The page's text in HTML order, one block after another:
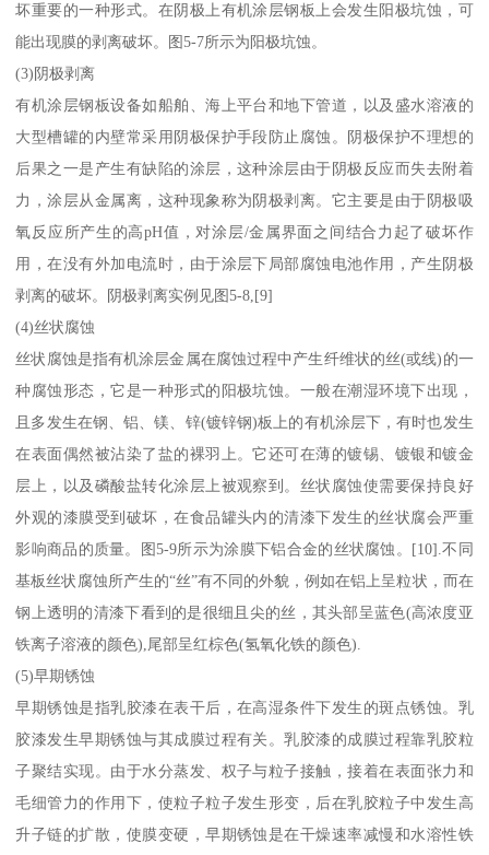
坏重要的一种形式。在阴极上有机涂层钢板上会发生阳极坑蚀，可
能出现膜的剥离破坏。图5-7所示为阳极坑蚀。
(3)阴极剥离
有机涂层钢板设备如船舶、海上平台和地下管道，以及盛水溶液的
大型槽罐的内壁常采用阴极保护手段防止腐蚀。阴极保护不理想的
后果之一是产生有缺陷的涂层，这种涂层由于阴极反应而失去附着
力，涂层从金属离，这种现象称为阴极剥离。它主要是由于阴极吸
氧反应所产生的高pH值，对涂层/金属界面之间结合力起了破坏作
用，在没有外加电流时，由于涂层下局部腐蚀电池作用，产生阴极
剥离的破坏。阴极剥离实例见图5-8,[9]
(4)丝状腐蚀
丝状腐蚀是指有机涂层金属在腐蚀过程中产生纤维状的丝(或线)的一
种腐蚀形态，它是一种形式的阳极坑蚀。一般在潮湿环境下出现，
且多发生在钢、铝、镁、锌(镀锌钢)板上的有机涂层下，有时也发生
在表面偶然被沾染了盐的裸羽上。它还可在薄的镀锡、镀银和镀金
层上，以及磷酸盐转化涂层上被观察到。丝状腐蚀使需要保持良好
外观的漆膜受到破坏，在食品罐头内的清漆下发生的丝状腐会严重
影响商品的质量。图5-9所示为涂膜下铝合金的丝状腐蚀。[10].不同
基板丝状腐蚀所产生的“丝”有不同的外貌，例如在铝上呈粒状，而在
钢上透明的清漆下看到的是很细且尖的丝，其头部呈蓝色(高浓度亚
铁离子溶液的颜色),尾部呈红棕色(氢氧化铁的颜色).
(5)早期锈蚀
早期锈蚀是指乳胶漆在表干后，在高湿条件下发生的斑点锈蚀。乳
胶漆发生早期锈蚀与其成膜过程有关。乳胶漆的成膜过程靠乳胶粒
子聚结实现。由于水分蒸发、权子与粒子接触，接着在表面张力和
毛细管力的作用下，使粒子粒子发生形变，后在乳胶粒子中发生高
升子链的扩散，使膜变硬，早期锈蚀是在干燥速率减慢和水溶性铁